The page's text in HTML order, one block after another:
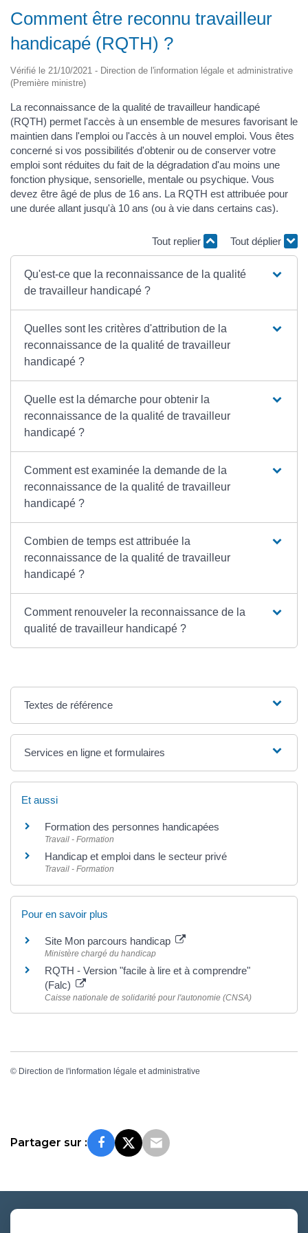
Comment être reconnu travailleur
handicapé (RQTH) ?
Vérifié le 21/10/2021 - Direction de l'information légale et administrative
(Première ministre)
La reconnaissance de la qualité de travailleur handicapé
(RQTH) permet l'accès à un ensemble de mesures favorisant le
maintien dans l'emploi ou l'accès à un nouvel emploi. Vous êtes
concerné si vos possibilités d'obtenir ou de conserver votre
emploi sont réduites du fait de la dégradation d'au moins une
fonction physique, sensorielle, mentale ou psychique. Vous
devez être âgé de plus de 16 ans. La RQTH est attribuée pour
une durée allant jusqu'à 10 ans (ou à vie dans certains cas).
Tout replier Tout déplier
Qu'est-ce que la reconnaissance de la qualité
de travailleur handicapé ?
Quelles sont les critères d'attribution de la
reconnaissance de la qualité de travailleur
handicapé ?
Quelle est la démarche pour obtenir la
reconnaissance de la qualité de travailleur
handicapé ?
Comment est examinée la demande de la
reconnaissance de la qualité de travailleur
handicapé ?
Combien de temps est attribuée la
reconnaissance de la qualité de travailleur
handicapé ?
Comment renouveler la reconnaissance de la
qualité de travailleur handicapé ?
Textes de référence
Services en ligne et formulaires
Et aussi
Formation des personnes handicapées
Travail - Formation
Handicap et emploi dans le secteur privé
Travail - Formation
Pour en savoir plus
Site Mon parcours handicap
Ministère chargé du handicap
RQTH - Version "facile à lire et à comprendre"
(Falc)
Caisse nationale de solidarité pour l'autonomie (CNSA)
© Direction de l'information légale et administrative
Partager sur :